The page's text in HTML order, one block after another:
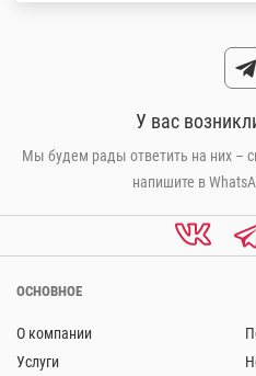
У вас
Мы будем рады ответить на них –
напишите в
ОСНОВНОЕ
О компании
Услуги